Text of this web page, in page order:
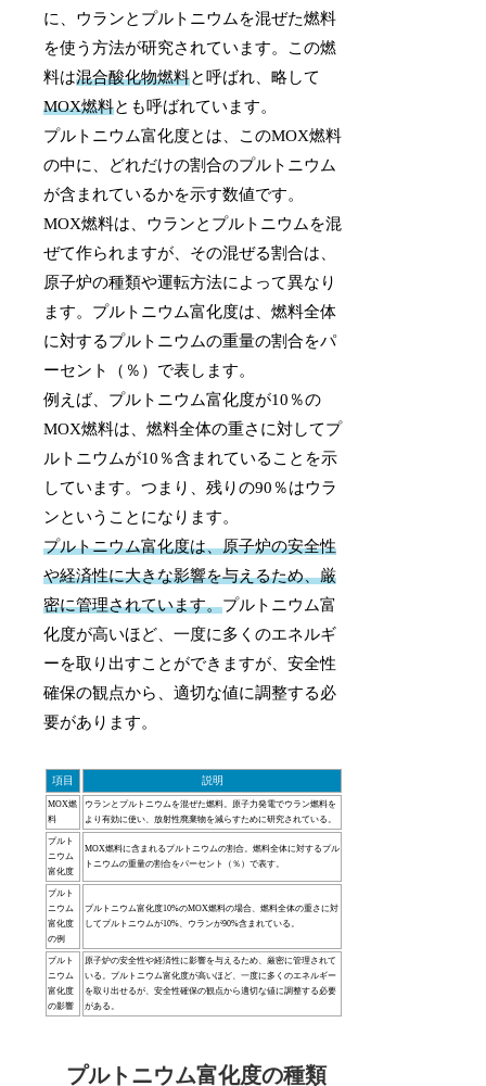
に、ウランとプルトニウムを混ぜた燃料
を使う方法が研究されています。この燃
料は混合酸化物燃料と呼ばれ、略して
MOX燃料とも呼ばれています。
プルトニウム富化度とは、このMOX燃料
の中に、どれだけの割合のプルトニウム
が含まれているかを示す数値です。
MOX燃料は、ウランとプルトニウムを混
ぜて作られますが、その混ぜる割合は、
原子炉の種類や運転方法によって異なり
ます。プルトニウム富化度は、燃料全体
に対するプルトニウムの重量の割合をパ
ーセント（％）で表します。
例えば、プルトニウム富化度が10％の
MOX燃料は、燃料全体の重さに対してプ
ルトニウムが10％含まれていることを示
しています。つまり、残りの90％はウラ
ンということになります。
プルトニウム富化度は、原子炉の安全性
や経済性に大きな影響を与えるため、厳
密に管理されています。プルトニウム富
化度が高いほど、一度に多くのエネルギ
ーを取り出すことができますが、安全性
確保の観点から、適切な値に調整する必
要があります。
項目 説明
MOX燃
料
ウランとプルトニウムを混ぜた燃料。原子力発電でウラン燃料を
より有効に使い、放射性廃棄物を減らすために研究されている。
プルト
ニウム
富化度
MOX燃料に含まれるプルトニウムの割合。燃料全体に対するプル
トニウムの重量の割合をパーセント（％）で表す。
プルト
ニウム
富化度
の例
プルトニウム富化度10%のMOX燃料の場合、燃料全体の重さに対
してプルトニウムが10%、ウランが90%含まれている。
プルト
ニウム
富化度
の影響
原子炉の安全性や経済性に影響を与えるため、厳密に管理されて
いる。プルトニウム富化度が高いほど、一度に多くのエネルギー
を取り出せるが、安全性確保の観点から適切な値に調整する必要
がある。
プルトニウム富化度の種類